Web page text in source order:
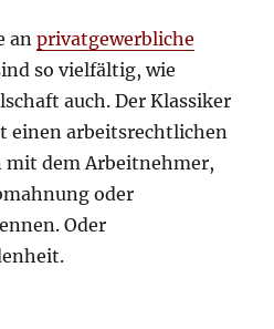
anprivatgewerbliche
so vielfältig, wie
auch. Der Klassiker
einen arbeitsrechtlichen
mit dem Arbeitnehmer,
oder
Oder